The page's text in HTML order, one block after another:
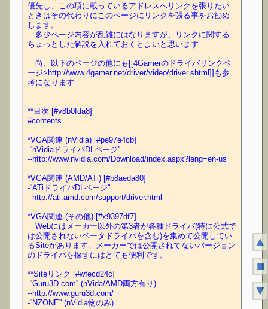
優先し、この項に載っているアドレスへリンクを張りたい
ときはその代わりにこのページにリンクを張る事をお勧め
します。
多少ページ内容が乱雑にはなりますが、リンクに関する
ちょっとした解説を入れておくとよいと思います
尚、以下のページの他にも[[4Gamerのドライバリンクペ
ージ>http://www.4gamer.net/driver/video/driver.shtml]]も参
考になります
**目次 [#v8b0fda8]
#contents
*VGA関連 (nVidia) [#pe97e4cb]
-''nVidiaドライバDLページ''
--http://www.nvidia.com/Download/index.aspx?lang=en-us
*VGA関連 (AMD/ATi) [#b8aeda80]
-''ATiドライバDLページ''
--http://ati.amd.com/support/driver.html
*VGA関連 (その他) [#x9397df7]
Webにはメーカー以外の第3者が各種ドライバ(特に公式で
は公開されないベータドライバを含む)を集めて公開してい
るSiteがあります。メーカーでは公開されてないバージョン
のドライバを探すにはとても便利です。
**Siteリンク [#wfecd24c]
-''Guru3D.com'' (nVida/AMD両方有り)
--http://www.guru3d.com/
-''NZONE'' (nVidia物のみ)
▲
■
▼